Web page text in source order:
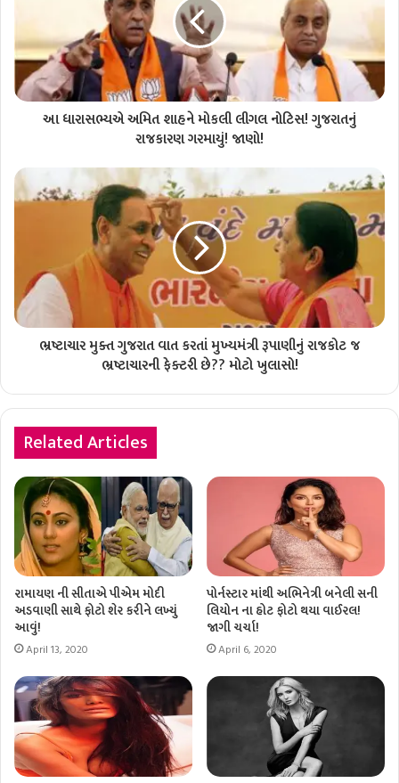
આ ધારાસભ્યએ અમિત શાહને મોકલી લીગલ નોટિસ! ગુજરાતનું
રાજકારણ ગરમાયું! જાણો!
ભ્રષ્ટાચાર મુક્ત ગુજરાત વાત કરતાં મુખ્યમંત્રી રૂપાણીનું રાજકોટ જ
ભ્રષ્ટાચારની ફેક્ટરી છે?? મોટો ખુલાસો!
Related Articles
રામાયણ ની સીતાએ પીએમ મોદી
અડવાણી સાથે ફોટો શેર કરીને લખ્યું
આવું!
April 13, 2020
પોર્નસ્ટાર માંથી અભિનેત્રી બનેલી સની
લિયોન ના હોટ ફોટો થયા વાઈરલ!
જાગી ચર્ચા!
April 6, 2020